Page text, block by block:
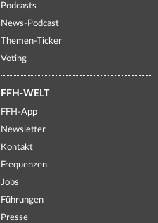
Podcasts
News-Podcast
Themen-Ticker
Voting
FFH-WELT
FFH-App
Newsletter
Kontakt
Frequenzen
Jobs
Führungen
Presse